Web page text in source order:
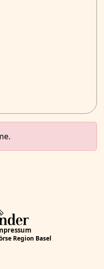
Region Basel